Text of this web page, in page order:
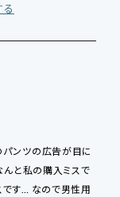
パンツの広告が目に
んと私の購入ミスで
です… なので男性用